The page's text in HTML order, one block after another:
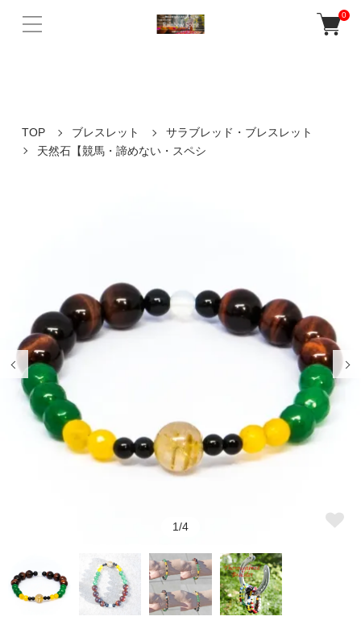
バリ島ウブドの老舗人気店Rainbow Spiritの公式ネットショップ。 天然
石パワーストーンや誕生石を使ったアクセサリー、 癒しの音色が響く
0
TOP ブレスレット
サラブレッド・ブレスレット
天然石【競馬・諦めない・スペシ
1/4